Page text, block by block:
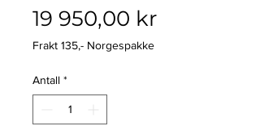
19 950,00 krPris
Frakt 135,- Norgespakke
Antall *